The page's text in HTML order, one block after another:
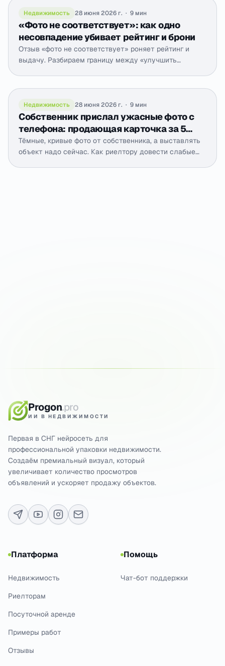
Недвижимость 28 июня 2026 г. · 9 мин
«Фото не соответствует»: как одно
несовпадение убивает рейтинг и брони
Отзыв «фото не соответствует» роняет рейтинг и
выдачу. Разбираем границу между «улучшить
Недвижимость 28 июня 2026 г. · 9 мин
Собственник прислал ужасные фото с
телефона: продающая карточка за 5
минут
Тёмные, кривые фото от собственника, а выставлять
объект надо сейчас. Как риелтору довести слабые
Progon.pro
ИИ В НЕДВИЖИМОСТИ
Первая в СНГ нейросеть для
профессиональной упаковки недвижимости.
Создаём премиальный визуал, который
увеличивает количество просмотров
объявлений и ускоряет продажу объектов.
Платформа
Недвижимость
Риелторам
Посуточной аренде
Примеры работ
Отзывы
Помощь
Чат-бот поддержки